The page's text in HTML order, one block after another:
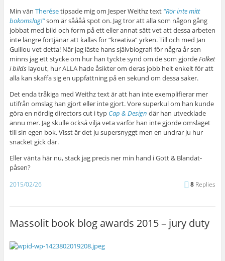
Min vän Therésetipsade mig om Jesper Weithz text “Rör inte mitt
bokomslag!”som är såååå spot on. Jag tror att alla som någon gång
jobbat med bild och form på ett eller annat sätt vet att dessa arbeten
inte längre förtjänar att kallas för “kreativa” yrken. Till och med Jan
Guillou vet detta! När jag läste hans självbiografi för några år sen
minns jag ett stycke om hur han tyckte synd om de som gjordeFolket
i bildslayout, hur ALLA hade åsikter om deras jobb helt enkelt för att
alla kan skaffa sig en uppfattning på en sekund om dessa saker.
Det enda tråkiga med Weithz text är att han inte exemplifierar mer
utifrån omslag han gjort eller inte gjort. Vore superkul om han kunde
göra en nördig directors cut i typ Cap & Design där han utvecklade
ännu mer. Jag skulle också vilja veta varför han inte gjorde omslaget
till sin egen bok. Visst är det ju supersnyggt men en undrar ju hur
snacket gick där.
Eller vänta här nu, stack jag precis ner min hand i Gott & Blandat-
påsen?
2015/02/26 8 Replies
Massolit book blog awards 2015 – jury duty